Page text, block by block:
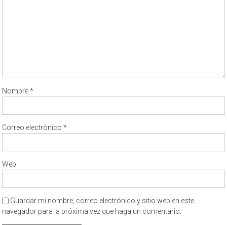
Nombre*
Correo electrónico*
Web
Guardar mi nombre, correo electrónico y sitio web en este
navegador para la próxima vez que haga un comentario.